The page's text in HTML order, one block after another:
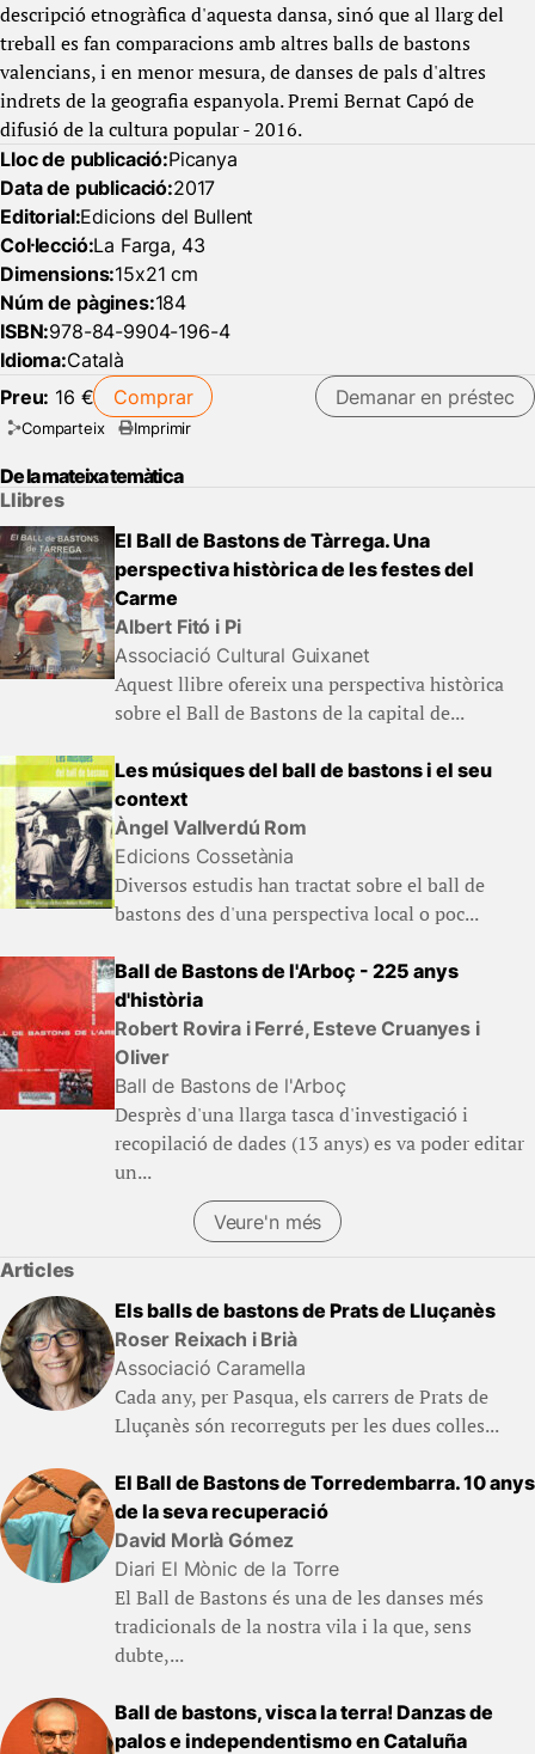
descripció etnogràfica d'aquesta dansa, sinó que al llarg del
treball es fan comparacions amb altres balls de bastons
valencians, i en menor mesura, de danses de pals d'altres
indrets de la geografia es­pan­yola. Premi Bernat Capó de
difusió de la cultura popular - 2016.
Lloc de publicació:Picanya
Data de publicació:2017
Editorial:Edicions del Bullent
Col·lecció:La Farga, 43
Dimensions:15x21 cm
Núm de pàgines:184
ISBN:978-84-9904-196-4
Idioma:Català
Preu: 16 € Comprar Demanar en préstec
Comparteix Imprimir
De la mateixa temàtica
Llibres
El Ball de Bastons de Tàrrega. Una
perspectiva històrica de les festes del
Carme
Albert Fitó i Pi
Associació Cultural Guixanet
Aquest llibre ofereix una perspectiva històrica
sobre el Ball de Bastons de la capital de...
Les músiques del ball de bastons i el seu
context
Àngel Vallverdú Rom
Edicions Cossetània
Diversos estudis han tractat sobre el ball de
bastons des d'una perspectiva local o poc...
Ball de Bastons de l'Arboç - 225 anys
d'història
Robert Rovira i Ferré, Esteve Cruanyes i
Oliver
Ball de Bastons de l'Arboç
Desprès d'una llarga tasca d'investigació i
recopilació de dades (13 anys) es va poder editar
un...
Veure'n més
Articles
Els balls de bastons de Prats de Lluçanès
Roser Reixach i Brià
Associació Caramella
Cada any, per Pasqua, els carrers de Prats de
Lluçanès són recorreguts per les dues colles...
El Ball de Bastons de Torredembarra. 10 anys
de la seva recuperació
David Morlà Gómez
Diari El Mònic de la Torre
El Ball de Bastons és una de les danses més
tradicionals de la nostra vila i la que, sens
dubte,...
Ball de bastons, visca la terra! Danzas de
palos e independentismo en Cataluña